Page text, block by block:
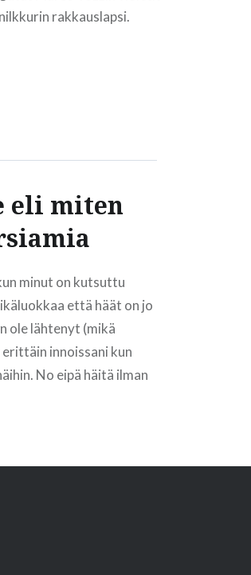
rakkauslapsi.
eli miten
minut on kutsuttu
että häät on jo
ole lähtenyt (mikä
erittäin innoissani kun
No eipä häitä ilman